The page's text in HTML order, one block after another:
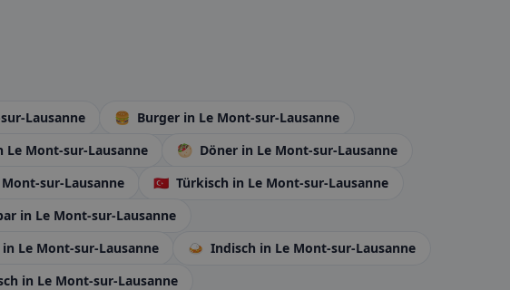
Lausanne 🍔 Burger in Le Mont-sur-Lausanne
Le Mont-sur-Lausanne 🥙 Döner in Le Mont-sur-Lausanne
sur-Lausanne 🇹🇷 Türkisch in Le Mont-sur-Lausanne
in Le Mont-sur-Lausanne
in Le Mont-sur-Lausanne 🍛 Indisch in Le Mont-sur-Lausanne
in Le Mont-sur-Lausanne